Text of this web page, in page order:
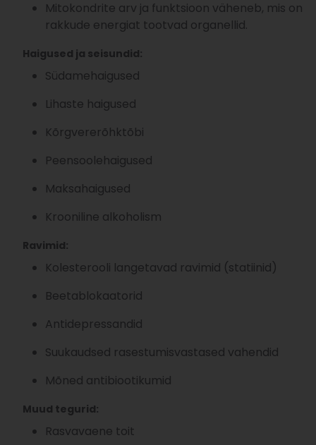
Mitokondrite arv ja funktsioon väheneb, mis on
rakkude energiat tootvad organellid.
Haigused ja seisundid:
Südamehaigused
Lihaste haigused
Kõrgvererõhktõbi
Peensoolehaigused
Maksahaigused
Krooniline alkoholism
Ravimid:
Kolesterooli langetavad ravimid (statiinid)
Beetablokaatorid
Antidepressandid
Suukaudsed rasestumisvastased vahendid
Mõned antibiootikumid
Muud tegurid:
Rasvavaene toit